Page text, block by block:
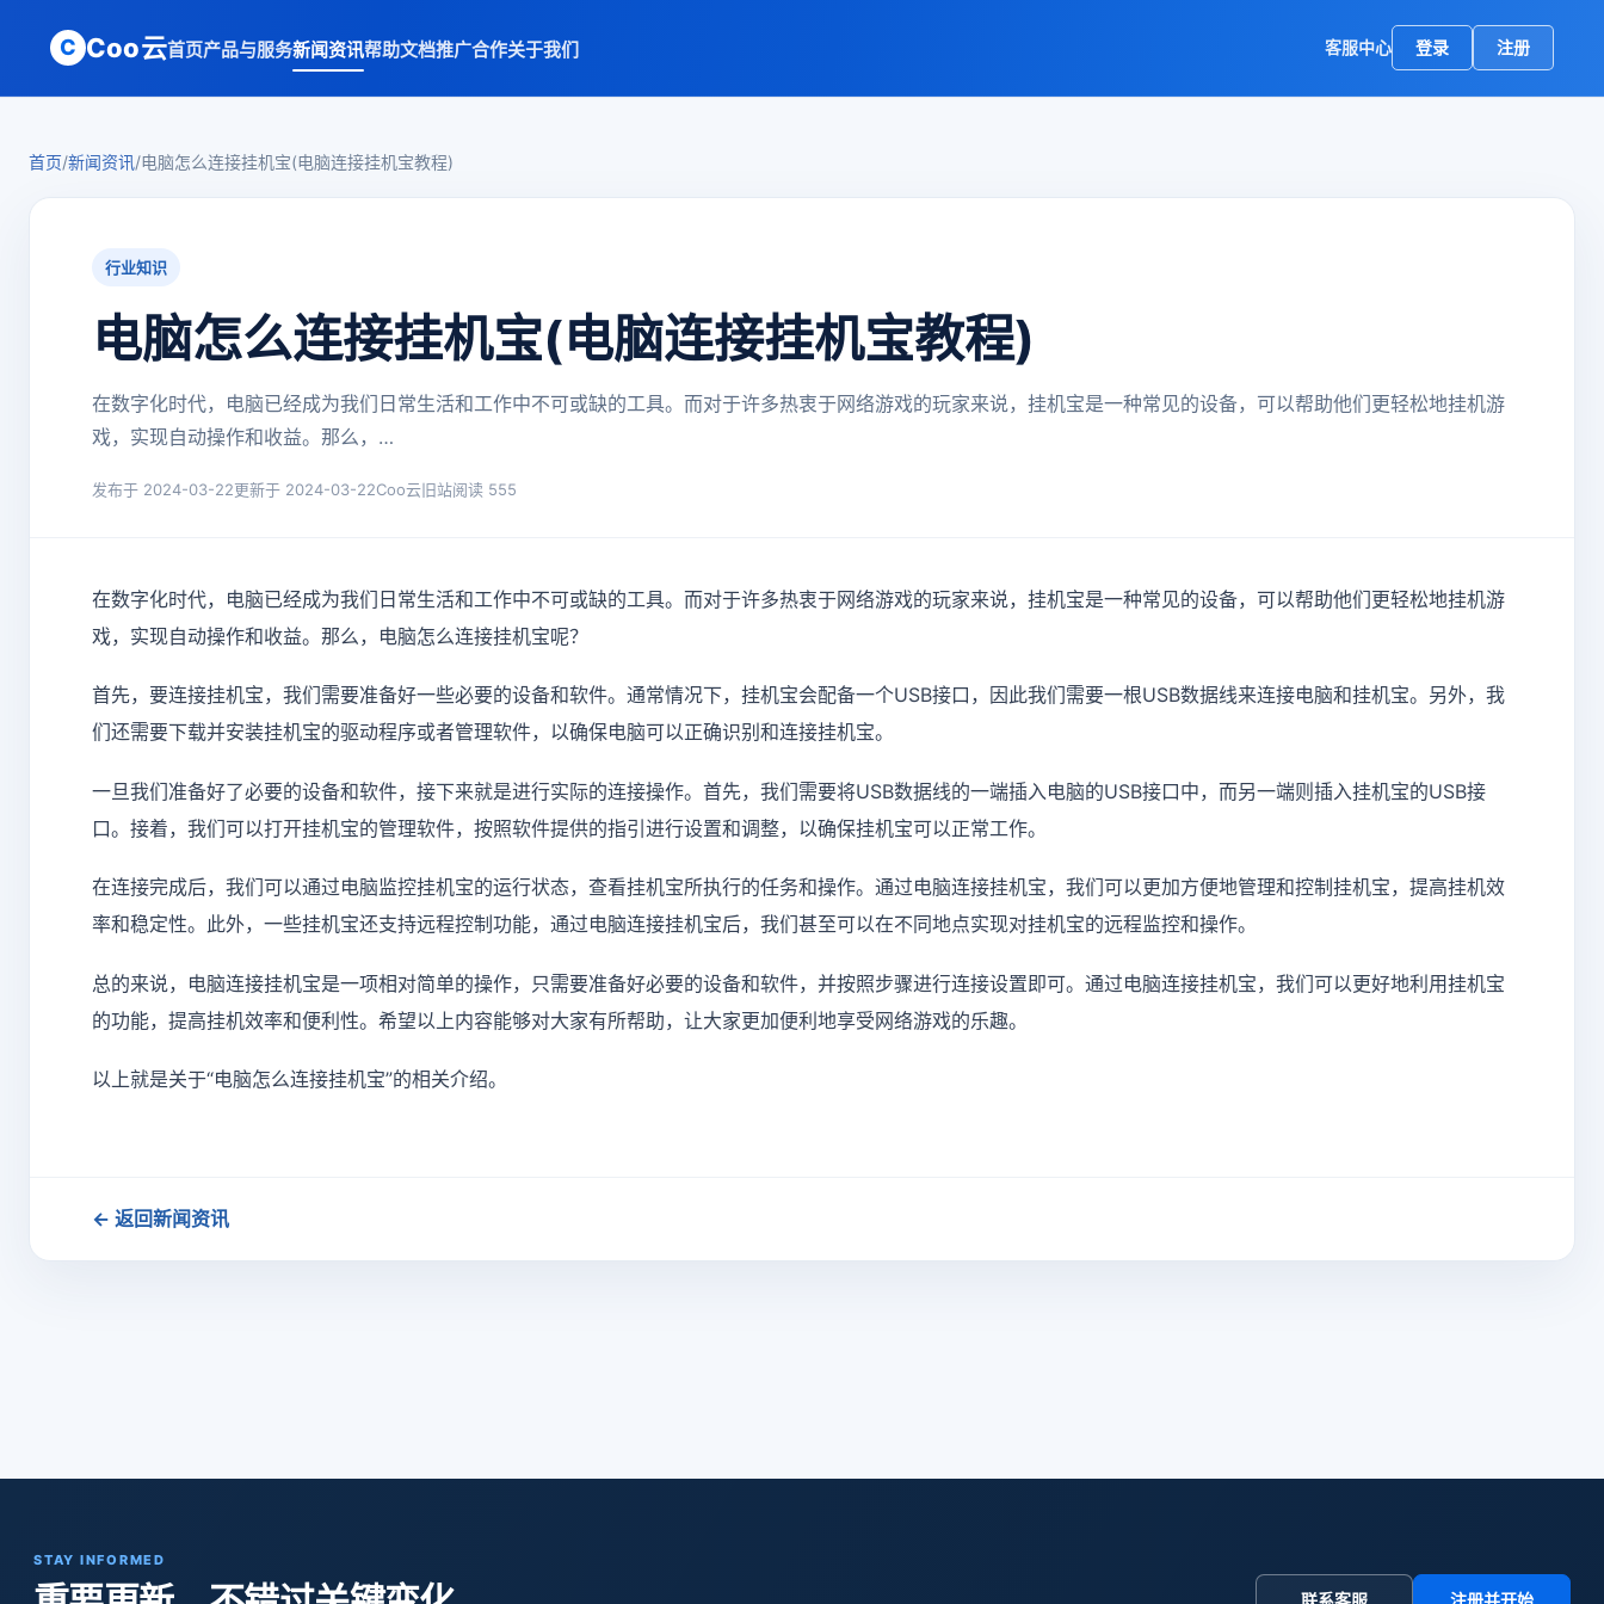
C Coo云首页产品与服务新闻资讯帮助文档推广合作关于我们 客服中心 登录 注册
首页/新闻资讯/电脑怎么连接挂机宝(电脑连接挂机宝教程)
行业知识
电脑怎么连接挂机宝(电脑连接挂机宝教程)
在数字化时代，电脑已经成为我们日常生活和工作中不可或缺的工具。而对于许多热衷于网络游戏的玩家来说，挂机宝是一种常见的设备，可以帮助他们更轻松地挂机游
戏，实现自动操作和收益。那么，…
发布于 2024-03-22更新于 2024-03-22Coo云旧站阅读 555
在数字化时代，电脑已经成为我们日常生活和工作中不可或缺的工具。而对于许多热衷于网络游戏的玩家来说，挂机宝是一种常见的设备，可以帮助他们更轻松地挂机游
戏，实现自动操作和收益。那么，电脑怎么连接挂机宝呢？
首先，要连接挂机宝，我们需要准备好一些必要的设备和软件。通常情况下，挂机宝会配备一个USB接口，因此我们需要一根USB数据线来连接电脑和挂机宝。另外，我
们还需要下载并安装挂机宝的驱动程序或者管理软件，以确保电脑可以正确识别和连接挂机宝。
一旦我们准备好了必要的设备和软件，接下来就是进行实际的连接操作。首先，我们需要将USB数据线的一端插入电脑的USB接口中，而另一端则插入挂机宝的USB接
口。接着，我们可以打开挂机宝的管理软件，按照软件提供的指引进行设置和调整，以确保挂机宝可以正常工作。
在连接完成后，我们可以通过电脑监控挂机宝的运行状态，查看挂机宝所执行的任务和操作。通过电脑连接挂机宝，我们可以更加方便地管理和控制挂机宝，提高挂机效
率和稳定性。此外，一些挂机宝还支持远程控制功能，通过电脑连接挂机宝后，我们甚至可以在不同地点实现对挂机宝的远程监控和操作。
总的来说，电脑连接挂机宝是一项相对简单的操作，只需要准备好必要的设备和软件，并按照步骤进行连接设置即可。通过电脑连接挂机宝，我们可以更好地利用挂机宝
的功能，提高挂机效率和便利性。希望以上内容能够对大家有所帮助，让大家更加便利地享受网络游戏的乐趣。
以上就是关于“电脑怎么连接挂机宝”的相关介绍。
← 返回新闻资讯
STAY INFORMED
联系客服 注册并开始